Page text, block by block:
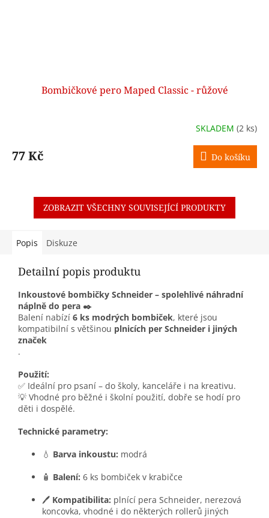
Bombičkové pero Maped Classic - růžové
SKLADEM (2 ks)
77 Kč Do košíku
ZOBRAZIT VŠECHNY SOUVISEJÍCÍ PRODUKTY
Popis Diskuze
Detailní popis produktu
Inkoustové bombičky Schneider – spolehlivé náhradní
náplně do pera ✒️
Balení nabízí 6 ks modrých bombiček, které jsou
kompatibilní s většinou plnicích per Schneider i jiných
značek
.
Použití:
✅ Ideální pro psaní – do školy, kanceláře i na kreativu.
💡 Vhodné pro běžné i školní použití, dobře se hodí pro
děti i dospělé.
Technické parametry:
💧 Barva inkoustu: modrá
🧴 Balení: 6 ks bombiček v krabičce
🖊️ Kompatibilita: plnící pera Schneider, nerezová
koncovka, vhodné i do některých rollerů jiných